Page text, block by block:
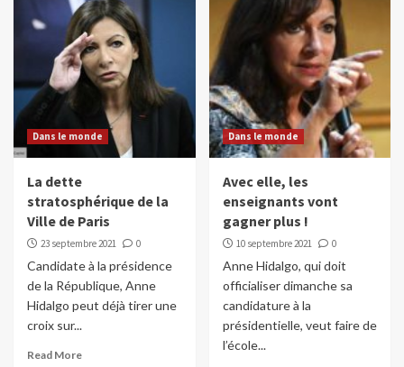
Dans le monde
La dette
stratosphérique de la
Ville de Paris
23 septembre 2021 0
Candidate à la présidence
de la République, Anne
Hidalgo peut déjà tirer une
croix sur...
Read More
Dans le monde
Avec elle, les
enseignants vont
gagner plus !
10 septembre 2021 0
Anne Hidalgo, qui doit
officialiser dimanche sa
candidature à la
présidentielle, veut faire de
l’école...